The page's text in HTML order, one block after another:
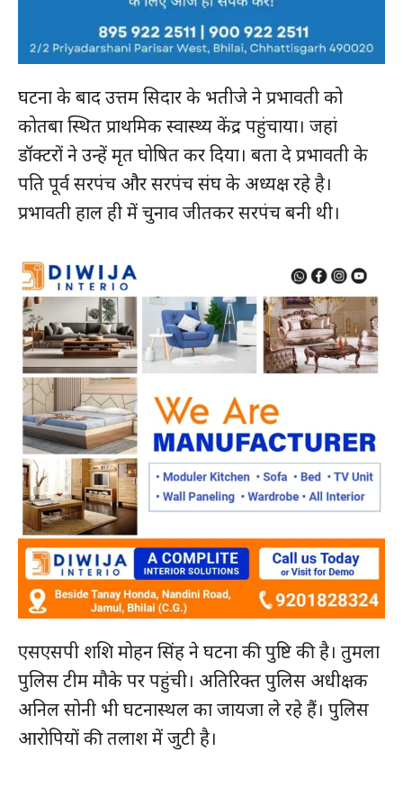
घटना के बाद उत्तम सिदार के भतीजे ने प्रभावती को
कोतबा स्थित प्राथमिक स्वास्थ्य केंद्र पहुंचाया। जहां
डॉक्टरों ने उन्हें मृत घोषित कर दिया। बता दे प्रभावती के
पति पूर्व सरपंच और सरपंच संघ के अध्यक्ष रहे है।
प्रभावती हाल ही में चुनाव जीतकर सरपंच बनी थी।
एसएसपी शशि मोहन सिंह ने घटना की पुष्टि की है। तुमला
पुलिस टीम मौके पर पहुंची। अतिरिक्त पुलिस अधीक्षक
अनिल सोनी भी घटनास्थल का जायजा ले रहे हैं। पुलिस
आरोपियों की तलाश में जुटी है।